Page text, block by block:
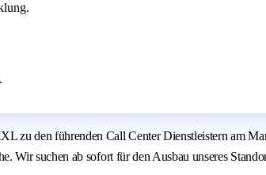
zu den führenden Call Center Dienstleistern am
Wir suchen ab sofort für den Ausbau unseres